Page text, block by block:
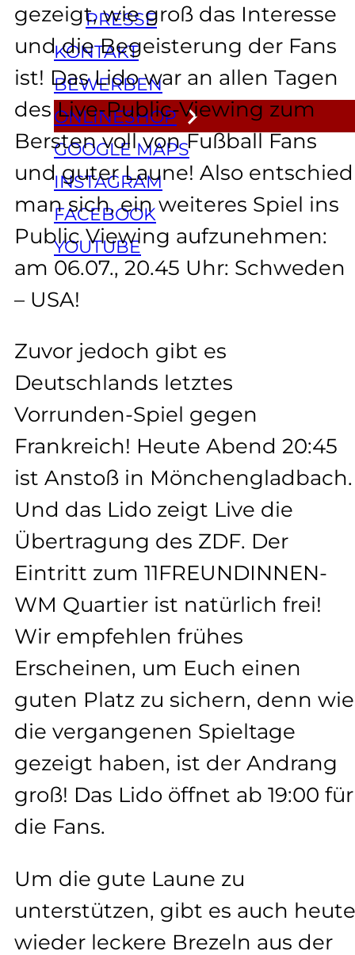
PRESSE
KONTAKT
BEWERBEN
ONLINESHOP
GOOGLE MAPS
INSTAGRAM
FACEBOOK
YOUTUBE
gezeigt, wie groß das Interesse
und die Begeisterung der Fans
ist! Das Lido war an allen Tagen
des Live-Public-Viewing zum
Bersten voll von Fußball Fans
und guter Laune! Also entschied
man sich, ein weiteres Spiel ins
Public Viewing aufzunehmen:
am 06.07., 20.45 Uhr: Schweden
– USA!
Zuvor jedoch gibt es
Deutschlands letztes
Vorrunden-Spiel gegen
Frankreich! Heute Abend 20:45
ist Anstoß in Mönchengladbach.
Und das Lido zeigt Live die
Übertragung des ZDF. Der
Eintritt zum 11FREUNDINNEN-
WM Quartier ist natürlich frei!
Wir empfehlen frühes
Erscheinen, um Euch einen
guten Platz zu sichern, denn wie
die vergangenen Spieltage
gezeigt haben, ist der Andrang
groß! Das Lido öffnet ab 19:00 für
die Fans.
Um die gute Laune zu
unterstützen, gibt es auch heute
wieder leckere Brezeln aus der